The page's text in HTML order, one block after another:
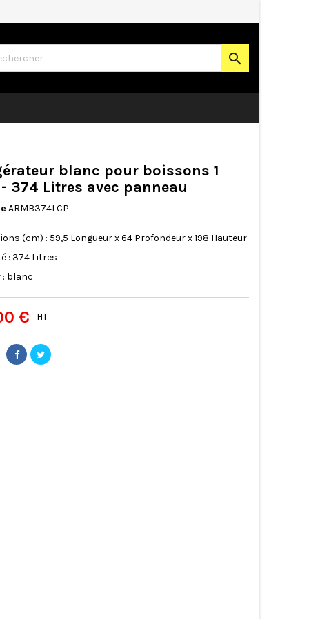

blanc pour boissons 1
374 Litres avec panneau
ARMB374LCP
(cm) : 59,5 Longueur x 64 Profondeur x 198 Hauteur
: 374 Litres
: blanc
€ HT